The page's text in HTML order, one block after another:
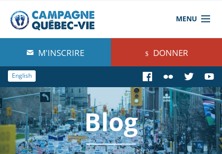
MENU
À propos de nous
Blog
Comprendre
Agir
Boutique
M'INSCRIRE DONNER
English
Blog